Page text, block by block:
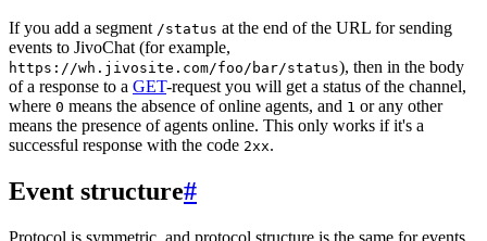
If you add a segment /status at the end of the URL for sending
events to JivoChat (for example,
https://wh.jivosite.com/foo/bar/status), then in the body
of a response to a GET-request you will get a status of the channel,
where 0 means the absence of online agents, and 1 or any other
means the presence of agents online. This only works if it's a
successful response with the code 2xx.
Event structure#
Protocol is symmetric, and protocol structure is the same for events